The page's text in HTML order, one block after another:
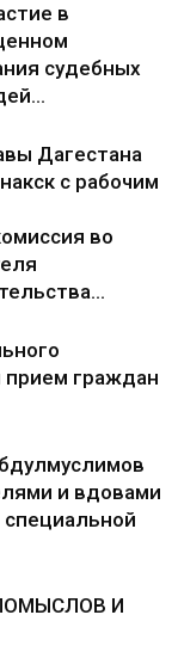
в
судебных
Дагестана
с рабочим
во
прием граждан
и вдовами
специальной
И